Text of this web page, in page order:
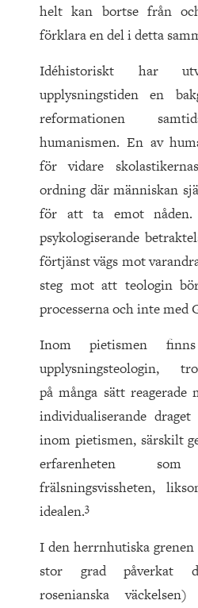
helt kan bortse från
förklara en del i detta
Idéhistoriskt har
upplysningstiden en
reformationen
humanismen. En av
för vidare
ordning där människan
för att ta emot
psykologiserande
förtjänst vägs mot
steg mot att teologin
processerna och inte med
Inom pietismen
upplysningsteologin,
på många sätt reagerade
individualiserande
inom pietismen, särskilt
erfarenheten
frälsningsvissheten,
idealen.3
I den herrnhutiska
stor grad påverkat
rosenianska